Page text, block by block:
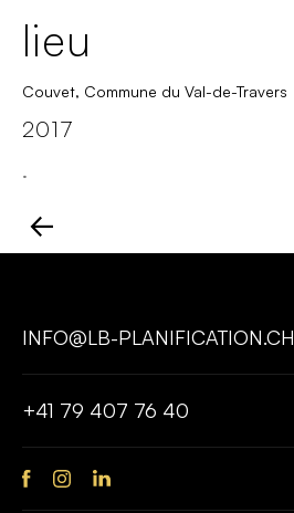
lieu
Couvet, Commune du Val-de-Travers
2017
.
←
INFO@LB-PLANIFICATION.CH
+41 79 407 76 40